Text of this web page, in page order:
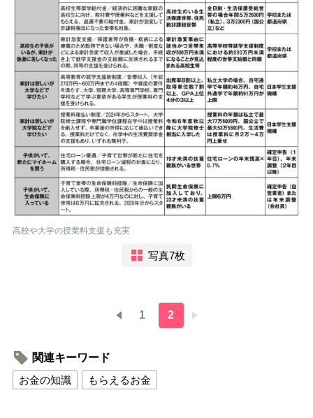
高校や大学の授業料支援も充実
写真7枚
1 2
関連キーワード
お金の知識
もらえるお金